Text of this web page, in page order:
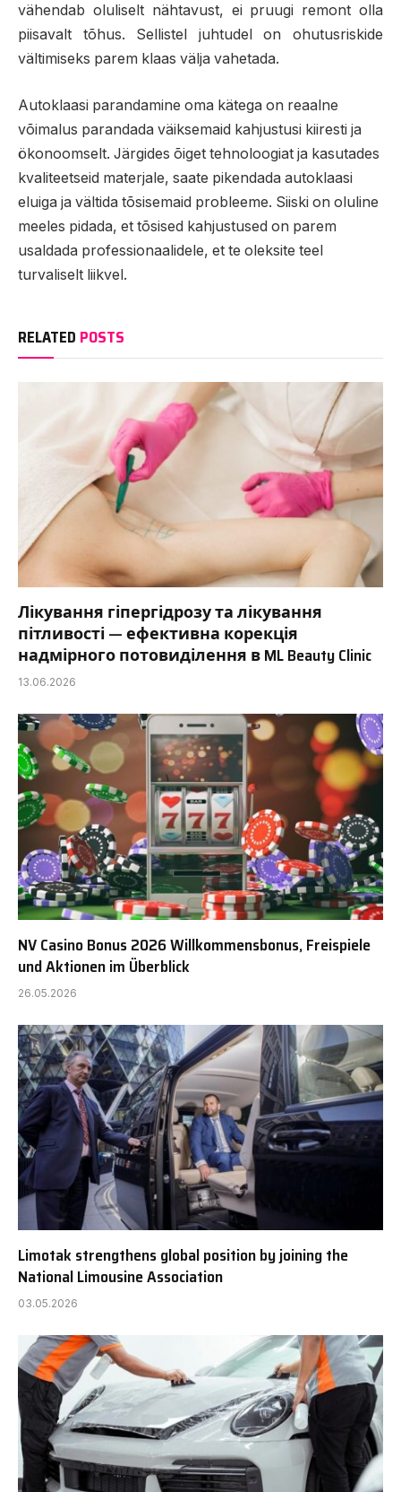
vähendab oluliselt nähtavust, ei pruugi remont olla
piisavalt tõhus. Sellistel juhtudel on ohutusriskide
vältimiseks parem klaas välja vahetada.
Autoklaasi parandamine oma kätega on reaalne
võimalus parandada väiksemaid kahjustusi kiiresti ja
ökonoomselt. Järgides õiget tehnoloogiat ja kasutades
kvaliteetseid materjale, saate pikendada autoklaasi
eluiga ja vältida tõsisemaid probleeme. Siiski on oluline
meeles pidada, et tõsised kahjustused on parem
usaldada professionaalidele, et te oleksite teel
turvaliselt liikvel.
RELATED POSTS
Лікування гіпергідрозу та лікування
пітливості — ефективна корекція
надмірного потовиділення в ML Beauty Clinic
13.06.2026
NV Casino Bonus 2026 Willkommensbonus, Freispiele
und Aktionen im Überblick
26.05.2026
Limotak strengthens global position by joining the
National Limousine Association
03.05.2026